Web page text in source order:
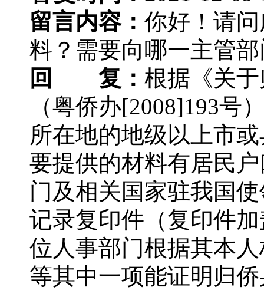
留言内容： 你好！请
料？需要向哪一主管
回 复： 根据《关
（粤侨办[2008]193号
所在地的地级以上市
要提供的材料有居民
门及相关国家驻我国
记录复印件（复印件
位人事部门根据其本
等其中一项能证明归